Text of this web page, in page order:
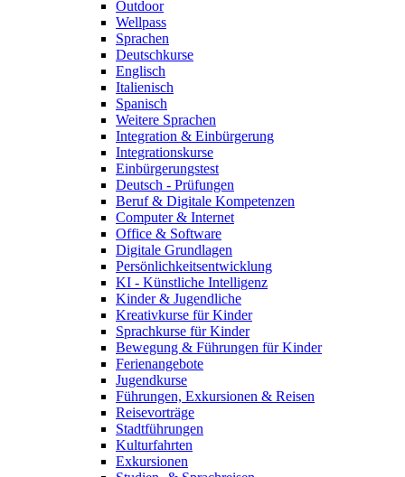
Outdoor
Wellpass
Sprachen
Deutschkurse
Englisch
Italienisch
Spanisch
Weitere Sprachen
Integration & Einbürgerung
Integrationskurse
Einbürgerungstest
Deutsch - Prüfungen
Beruf & Digitale Kompetenzen
Computer & Internet
Office & Software
Digitale Grundlagen
Persönlichkeitsentwicklung
KI - Künstliche Intelligenz
Kinder & Jugendliche
Kreativkurse für Kinder
Sprachkurse für Kinder
Bewegung & Führungen für Kinder
Ferienangebote
Jugendkurse
Führungen, Exkursionen & Reisen
Reisevorträge
Stadtführungen
Kulturfahrten
Exkursionen